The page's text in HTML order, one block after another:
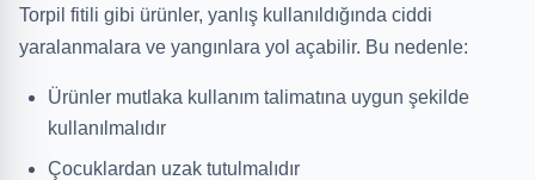
Torpil fitili gibi ürünler, yanlış kullanıldığında ciddi
yaralanmalara ve yangınlara yol açabilir. Bu nedenle:
Ürünler mutlaka kullanım talimatına uygun şekilde
kullanılmalıdır
Çocuklardan uzak tutulmalıdır